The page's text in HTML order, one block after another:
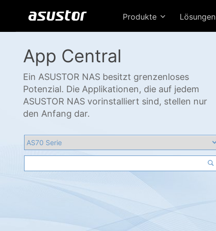
Produkte Lösungen
App Central
Ein ASUSTOR NAS besitzt grenzenloses
Potenzial. Die Applikationen, die auf jedem
ASUSTOR NAS vorinstalliert sind, stellen nur
den Anfang dar.